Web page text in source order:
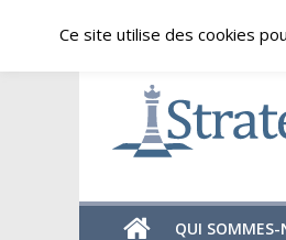
content
vendredi, août 7, 2026
Expertise
Analyses
géostratégiques
QUI SOMMES-
Ce site utilise des cookies